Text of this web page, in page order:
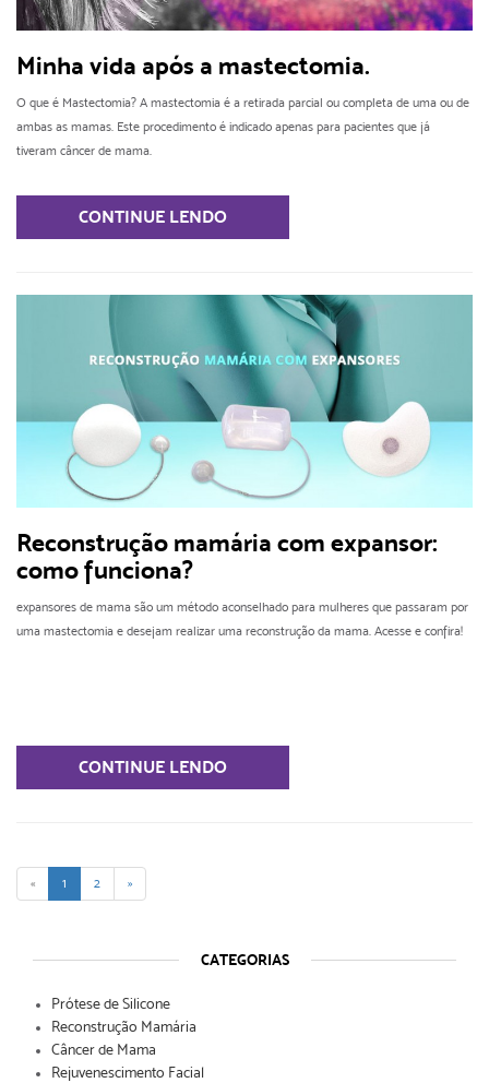
Minha vida após a mastectomia.
O que é Mastectomia? A mastectomia é a retirada parcial ou completa de uma ou de
ambas as mamas. Este procedimento é indicado apenas para pacientes que já
tiveram câncer de mama.
CONTINUE LENDO
Reconstrução mamária com expansor:
como funciona?
expansores de mama são um método aconselhado para mulheres que passaram por
uma mastectomia e desejam realizar uma reconstrução da mama. Acesse e confira!
CONTINUE LENDO
« 1 2 »
CATEGORIAS
Prótese de Silicone
Reconstrução Mamária
Câncer de Mama
Rejuvenescimento Facial